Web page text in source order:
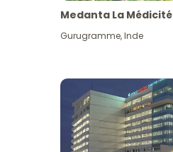
Medanta La Médicité
Gurugramme,Inde